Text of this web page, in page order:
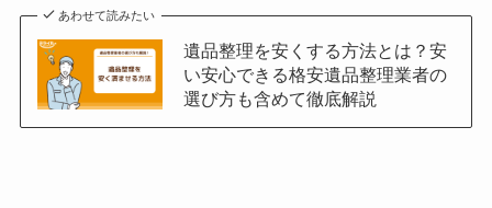
あわせて読みたい
遺品整理を安くする方法とは？安
い安心できる格安遺品整理業者の
選び方も含めて徹底解説